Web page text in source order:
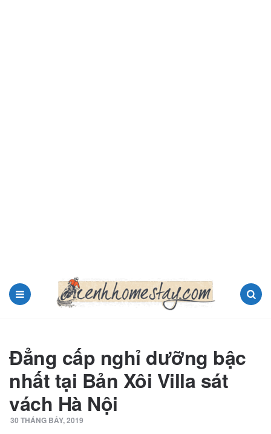
Đẳng cấp nghỉ dưỡng bậc
nhất tại Bản Xôi Villa sát
vách Hà Nội
30 THÁNG BẢY, 2019